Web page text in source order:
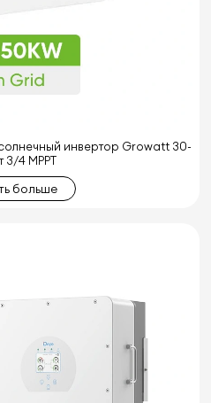
инвертор Growatt 30-
3/4 MPPT
больше